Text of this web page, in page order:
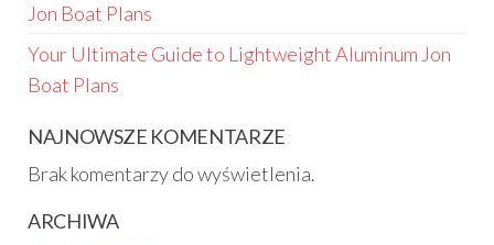
Jon Boat Plans
Your Ultimate Guide to Lightweight Aluminum Jon
Boat Plans
NAJNOWSZE KOMENTARZE
Brak komentarzy do wyświetlenia.
ARCHIWA